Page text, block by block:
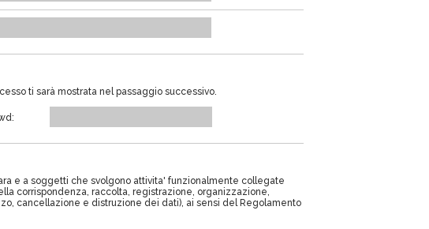
ti sarà mostrata nel passaggio successivo.
e a soggetti che svolgono attivita' funzionalmente collegate
corrispondenza, raccolta, registrazione, organizzazione,
cancellazione e distruzione dei dati), ai sensi del Regolamento